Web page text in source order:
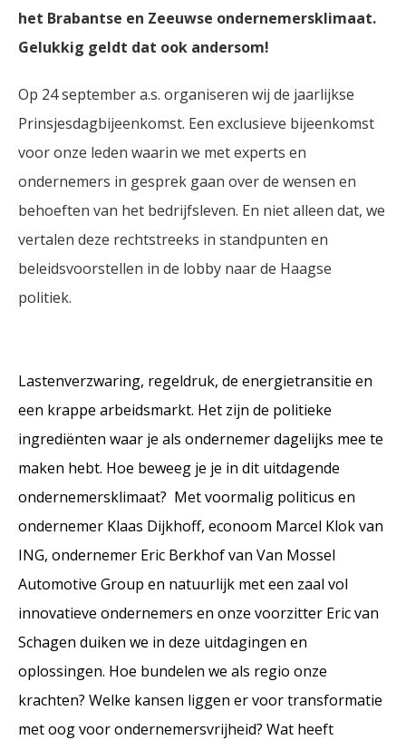
het Brabantse en Zeeuwse ondernemersklimaat.
Gelukkig geldt dat ook andersom!
Op 24 september a.s. organiseren wij de jaarlijkse
Prinsjesdagbijeenkomst. Een exclusieve bijeenkomst
voor onze leden waarin we met experts en
ondernemers in gesprek gaan over de wensen en
behoeften van het bedrijfsleven. En niet alleen dat, we
vertalen deze rechtstreeks in standpunten en
beleidsvoorstellen in de lobby naar de Haagse
politiek.
Lastenverzwaring, regeldruk, de energietransitie en
een krappe arbeidsmarkt. Het zijn de politieke
ingrediënten waar je als ondernemer dagelijks mee te
maken hebt. Hoe beweeg je je in dit uitdagende
ondernemersklimaat? Met voormalig politicus en
ondernemer Klaas Dijkhoff, econoom Marcel Klok van
ING, ondernemer Eric Berkhof van Van Mossel
Automotive Group en natuurlijk met een zaal vol
innovatieve ondernemers en onze voorzitter Eric van
Schagen duiken we in deze uitdagingen en
oplossingen. Hoe bundelen we als regio onze
krachten? Welke kansen liggen er voor transformatie
met oog voor ondernemersvrijheid? Wat heeft